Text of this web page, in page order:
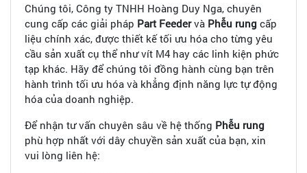
Chúng tôi, Công ty TNHH Hoàng Duy Nga, chuyên
cung cấp các giải pháp Part Feedervà Phễu rung cấp
liệu chính xác, được thiết kế tối ưu hóa cho từng yêu
cầu sản xuất cụ thể như vít M4 hay các linh kiện phức
tạp khác. Hãy để chúng tôi đồng hành cùng bạn trên
hành trình tối ưu hóa và khẳng định năng lực tự động
hóa của doanh nghiệp.
Để nhận tư vấn chuyên sâu về hệ thống Phễu rung
phù hợp nhất với dây chuyền sản xuất của bạn, xin
vui lòng liên hệ: